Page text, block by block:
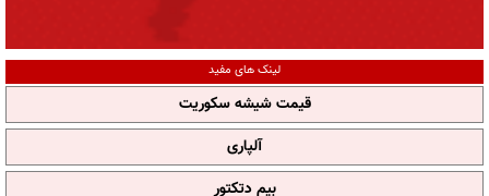
لینک های مفید
قیمت شیشه سکوریت
آلپاری
بیم دتکتور